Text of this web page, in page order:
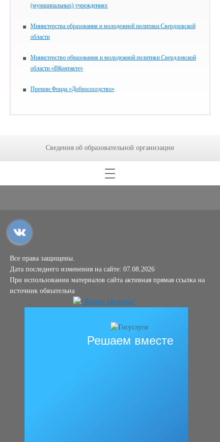
(муниципальных) учреждениях
Министерства образования и молодежной политики Свердловской
области
Министерство образования и молодежной политики Свердловской
области «ВКонтакте»
Премии Фонда «Добрососедство»
Сведения об образовательной организации
Все права защищены.
Дата последнего изменения на сайте: 07.08.2026
При использовании материалов сайта активная прямая ссылка на
источник обязательна
Решаем вместе